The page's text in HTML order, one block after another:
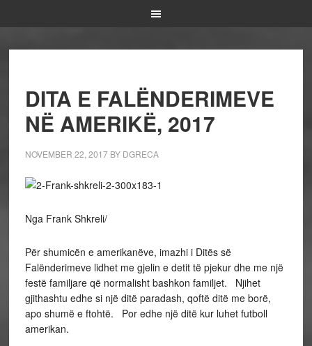
DITA E FALËNDERIMEVE
NË AMERIKË, 2017
NOVEMBER 22, 2017BY DGRECA
Nga Frank Shkreli/
Për shumicën e amerikanëve, imazhi i Ditës së
Falënderimeve lidhet me gjelin e detit të pjekur dhe me një
festë familjare që normalisht bashkon familjet. Njihet
gjithashtu edhe si një ditë paradash, qoftë ditë me borë,
apo shumë e ftohtë. Por edhe një ditë kur luhet futboll
amerikan.